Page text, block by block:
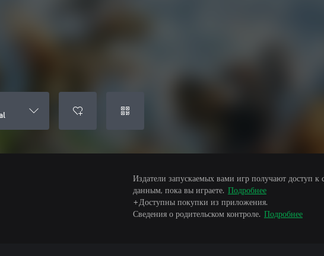
Издатели запускаемых вами игр получают доступ
данным, пока вы играете. Подробнее
+Доступны покупки из приложения.
Сведения о родительском контроле. Подробнее